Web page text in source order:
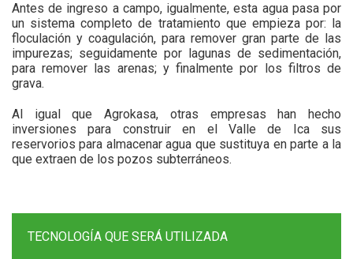
Antes de ingreso a campo, igualmente, esta agua pasa por
un sistema completo de tratamiento que empieza por: la
floculación y coagulación, para remover gran parte de las
impurezas; seguidamente por lagunas de sedimentación,
para remover las arenas; y finalmente por los filtros de
grava.
Al igual que Agrokasa, otras empresas han hecho
inversiones para construir en el Valle de Ica sus
reservorios para almacenar agua que sustituya en parte a la
que extraen de los pozos subterráneos.
TECNOLOGÍA QUE SERÁ UTILIZADA